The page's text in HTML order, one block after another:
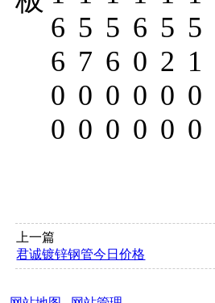
6
6
0
0
5
7
0
0
5
6
0
0
6
0
0
0
5
2
0
0
5
1
0
0
上一篇
君诚镀锌钢管今日价格